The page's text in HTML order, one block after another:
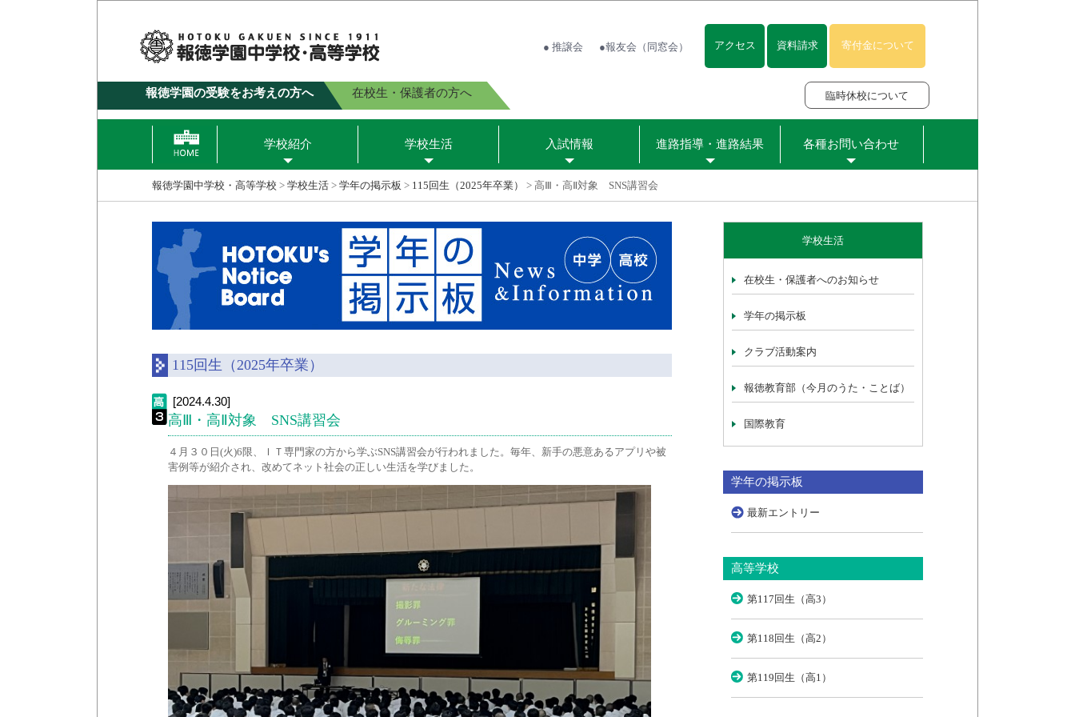
● 推譲会 ●報友会（同窓会） アクセス 資料請求 寄付金について
報徳学園の受験をお考えの方へ 在校生・保護者の方へ 臨時休校について
学校紹介 学校生活 入試情報 進路指導・進路結果 各種お問い合わせ
報徳学園中学校・高等学校 > 学校生活 > 学年の掲示板 > 115回生（2025年卒業） > 高Ⅲ・高Ⅱ対象 SNS講習会
115回生（2025年卒業）
[2024.4.30]
高Ⅲ・高Ⅱ対象 SNS講習会
４月３０日(火)6限、ＩＴ専門家の方から学ぶSNS講習会が行われました。毎年、新手の悪意あるアプリや被
害例等が紹介され、改めてネット社会の正しい生活を学びました。
学校生活
在校生・保護者へのお知らせ
学年の掲示板
クラブ活動案内
報徳教育部（今月のうた・ことば）
国際教育
学年の掲示板
最新エントリー
高等学校
第117回生（高3）
第118回生（高2）
第119回生（高1）